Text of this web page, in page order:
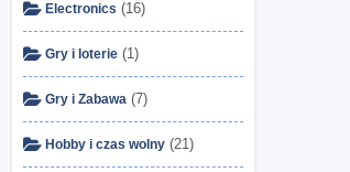
Electronics (16)
Gry i loterie (1)
Gry i Zabawa (7)
Hobby i czas wolny (21)